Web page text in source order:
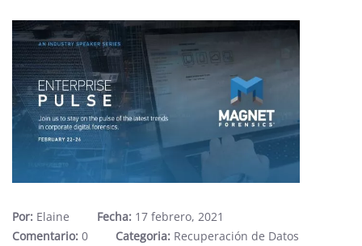
Por: Elaine Fecha: 17 febrero, 2021
Comentario: 0 Categoria: Recuperación de Datos